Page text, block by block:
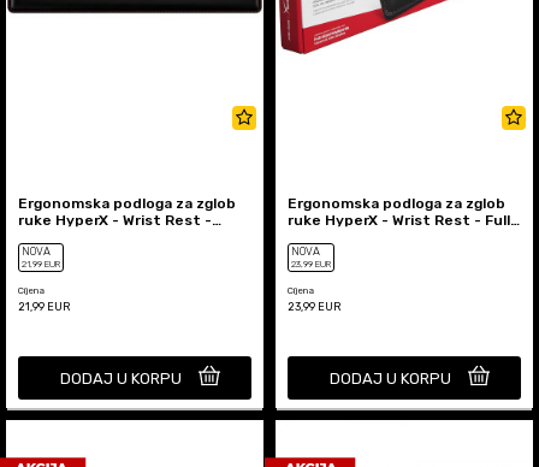
Ergonomska podloga za zglob
ruke HyperX - Wrist Rest -
NOVA
21,99 EUR
Cijena
21,99 EUR
DODAJ U KORPU
Ergonomska podloga za zglob
ruke HyperX - Wrist Rest - Full
NOVA
23,99 EUR
Cijena
23,99 EUR
DODAJ U KORPU